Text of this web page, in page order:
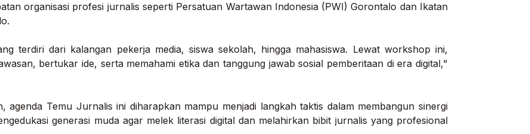
organisasi profesi jurnalis seperti Persatuan Wartawan Indonesia (PWI) Gorontalo dan Ikatan
terdiri dari kalangan pekerja media, siswa sekolah, hingga mahasiswa. Lewat workshop ini,
bertukar ide, serta memahami etika dan tanggung jawab sosial pemberitaan di era digital,"
agenda Temu Jurnalis ini diharapkan mampu menjadi langkah taktis dalam membangun sinergi
generasi muda agar melek literasi digital dan melahirkan bibit jurnalis yang profesional